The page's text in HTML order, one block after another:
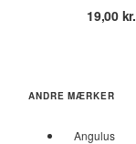
19,00 kr.
ANDRE MÆRKER
Angulus